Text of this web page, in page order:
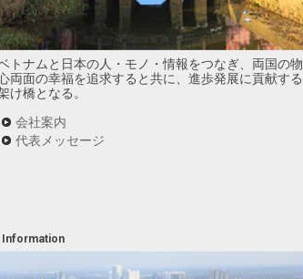
トナムと日本の人・モノ・情報をつなぎ、両国の物
両面の幸福を追求すると共に、進歩発展に貢献する
け橋となる。
会社案内
代表メッセージ
Information